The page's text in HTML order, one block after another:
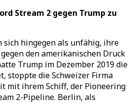
Stream 2 gegen Trump zu
sich hingegen als unfähig, ihre
den amerikanischen Druck
Trump im Dezember 2019 die
stoppte die Schweizer Firma
mit ihrem Schiff, der Pioneering
2-Pipeline. Berlin, als